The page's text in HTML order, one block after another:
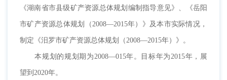
《湖南省市县级矿产资源总体规划编制指导意见》、《岳阳
市矿产资源总体规划（2008—2015年）》及本市实际情况，
制定《汨罗市矿产资源总体规划（2008—2015年）》。
本规划的规划期为2008—015年。目标年为2015年，展
望到2020年。